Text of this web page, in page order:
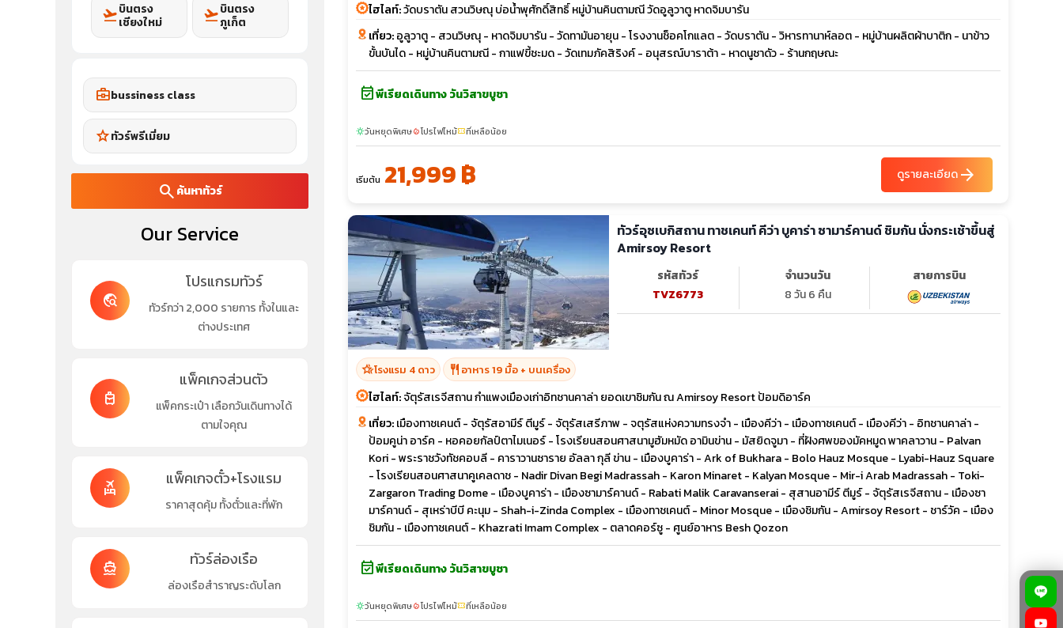
flight_takeoffบินตรง
เชียงใหม่
flight_takeoffบินตรง
ภูเก็ต
business_centerbussiness class
starทัวร์พรีเมี่ยม
search ค้นหาทัวร์
Our Service
travel_explore
โปรแกรมทัวร์
ทัวร์กว่า 2,000 รายการ ทั้งในและ
ต่างประเทศ
travel_luggage_and_bags
แพ็คเกจส่วนตัว
แพ็คกระเป๋า เลือกวันเดินทางได้
ตามใจคุณ
flights_and_hotels แพ็คเกจตั๋ว+โรงแรม
ราคาสุดคุ้ม ทั้งตั๋วและที่พัก
directions_boat ทัวร์ล่องเรือ
ล่องเรือสำราญระดับโลก
ไฮไลท์:วัดบราตัน สวนวิษณุ บ่อน้ำพุศักดิ์สิทธิ์ หมู่บ้านคินตามณี วัดอูลูวาตู หาดจิมบารัน
เที่ยว:อูลูวาตู - สวนวิษณุ - หาดจิมบารัน - วัดทามันอายุน - โรงงานช็อคโกแลต - วัดบราตัน - วิหารทานาห์ลอต - หมู่บ้านผลิตผ้าบาติก - นาข้าว
ขั้นบันได - หมู่บ้านคินตามณี - กาแฟขี้ชะมด - วัดเทมภัคสิริงค์ - อนุสรณ์บาราต้า - หาดนูซาดัว - ร้านกฤษณะ
event_availableพีเรียดเดินทาง วันวิสาขบูชา
sunnyวันหยุดพิเศษlocal_fire_departmentโปรไฟไหม้confirmation_numberที่เหลือน้อย
เริ่มต้น 21,999 ฿ ดูรายละเอียดarrow_forward
ทัวร์อุซเบกิสถาน ทาชเคนท์ คีว่า บูคาร่า ซามาร์คานด์ ชิมกัน นั่งกระเช้าขึ้นสู่
Amirsoy Resort
รหัสทัวร์
TVZ6773
จำนวนวัน
8 วัน 6 คืน
สายการบิน
hotel_classโรงแรม 4 ดาว restaurant อาหาร 19 มื้อ + บนเครื่อง
ไฮไลท์:จัตุรัสเรจีสถาน กำแพงเมืองเก่าอิทชานคาล่า ยอดเขาชิมกัน ณ Amirsoy Resort ป้อมดิอาร์ค
เที่ยว:เมืองทาชเคนต์ - จัตุรัสอามีร์ ตีมูร์ - จัตุรัสเสรีภาพ - จตุรัสแห่งความทรงจำ - เมืองคีว่า - เมืองทาชเคนต์ - เมืองคีว่า - อิทชานคาล่า -
ป้อมคูน่า อาร์ค - หอคอยกัลป์ตาไมเนอร์ - โรงเรียนสอนศาสนามูฮัมหมัด อามินข่าน - มัสยิดจูมา - ที่ฝังศพของมัคหมูด พาคลาวาน - Palvan
Kori - พระราชวังทัชคอบลี - คาราวานซาราย อัลลา กุลี ข่าน - เมืองบูคาร่า - Ark of Bukhara - Bolo Hauz Mosque - Lyabi-Hauz Square
- โรงเรียนสอนศาสนาคูเคลดาช - Nadir Divan Begi Madrassah - Karon Minaret - Kalyan Mosque - Mir-i Arab Madrassah - Toki-
Zargaron Trading Dome - เมืองบูคาร่า - เมืองซามาร์คานด์ - Rabati Malik Caravanserai - สุสานอามีร์ ตีมูร์ - จัตุรัสเรจีสถาน - เมืองซา
มาร์คานด์ - สุเหร่าบีบี คะนุม - Shah-i-Zinda Complex - เมืองทาชเคนต์ - Minor Mosque - เมืองชิมกัน - Amirsoy Resort - ชาร์วัค - เมือง
ชิมกัน - เมืองทาชเคนต์ - Khazrati Imam Complex - ตลาดคอร์ซู - ศูนย์อาหาร Besh Qozon
event_availableพีเรียดเดินทาง วันวิสาขบูชา
sunnyวันหยุดพิเศษlocal_fire_departmentโปรไฟไหม้confirmation_numberที่เหลือน้อย